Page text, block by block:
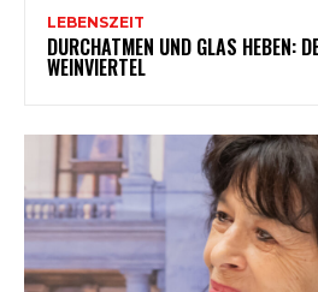
LEBENSZEIT
DURCHATMEN UND GLAS HEBEN:
WEINVIERTEL